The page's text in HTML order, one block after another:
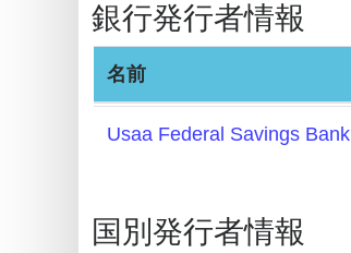
BIN
CC
Generator
from
Banks
Card
銀行発行者情報
名前
Usaa Federal Savings Bank
国別発行者情報